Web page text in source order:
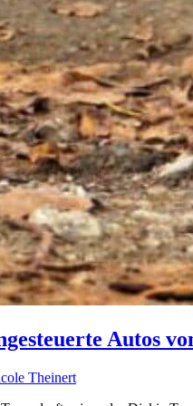
Autos
Theinert